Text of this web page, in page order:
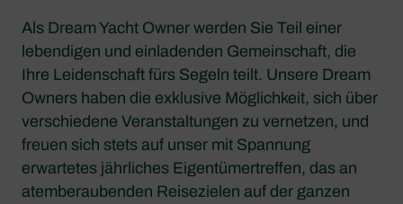
Als Dream Yacht Owner werden Sie Teil einer
lebendigen und einladenden Gemeinschaft, die
Ihre Leidenschaft fürs Segeln teilt. Unsere Dream
Owners haben die exklusive Möglichkeit, sich über
verschiedene Veranstaltungen zu vernetzen, und
freuen sich stets auf unser mit Spannung
erwartetes jährliches Eigentümertreffen, das an
atemberaubenden Reisezielen auf der ganzen